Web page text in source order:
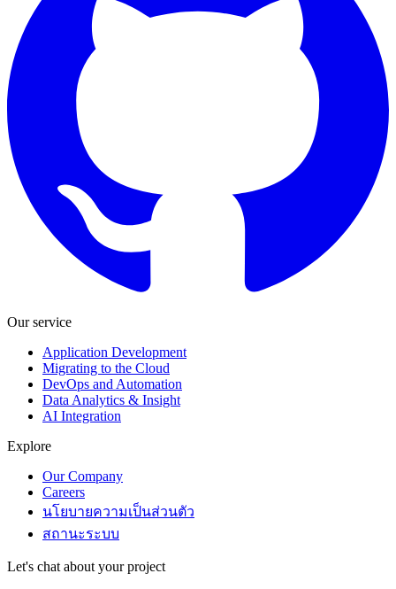
Our service
Application Development
Migrating to the Cloud
DevOps and Automation
Data Analytics & Insight
AI Integration
Explore
Our Company
Careers
นโยบายความเป็นส่วนตัว
สถานะระบบ
Let's chat about your project